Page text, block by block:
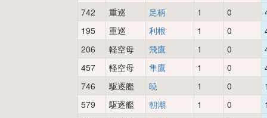
742
重巡 足柄 1 0
195
重巡 利根 1 0
206
軽空母 飛鷹 1 0
457
軽空母 隼鷹 1 0
746
駆逐艦 暁 1 0
579
駆逐艦 朝潮 1 0